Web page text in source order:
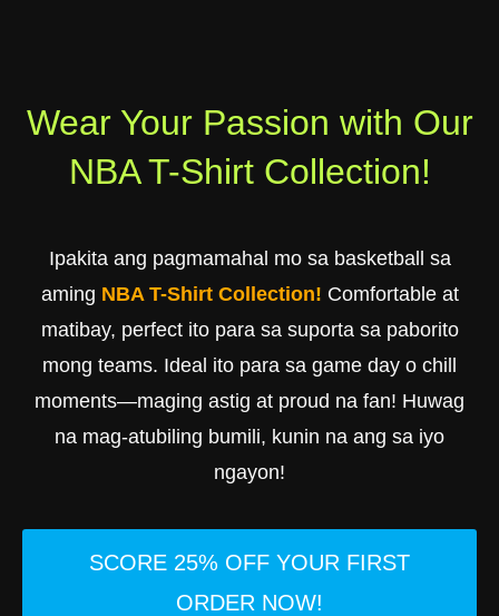
Wear Your Passion with Our
NBA T-Shirt Collection!
Ipakita ang pagmamahal mo sa basketball sa
aming NBA T-Shirt Collection! Comfortable at
matibay, perfect ito para sa suporta sa paborito
mong teams. Ideal ito para sa game day o chill
moments—maging astig at proud na fan! Huwag
na mag-atubiling bumili, kunin na ang sa iyo
ngayon!
SCORE 25% OFF YOUR FIRST
ORDER NOW!